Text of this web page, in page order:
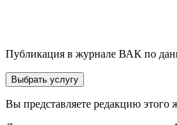
Публикация в журнале ВАК по
Выбрать услугу
Вы представляете редакцию этого